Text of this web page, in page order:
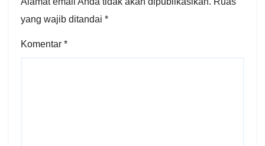
yang wajib ditandai *
Komentar *